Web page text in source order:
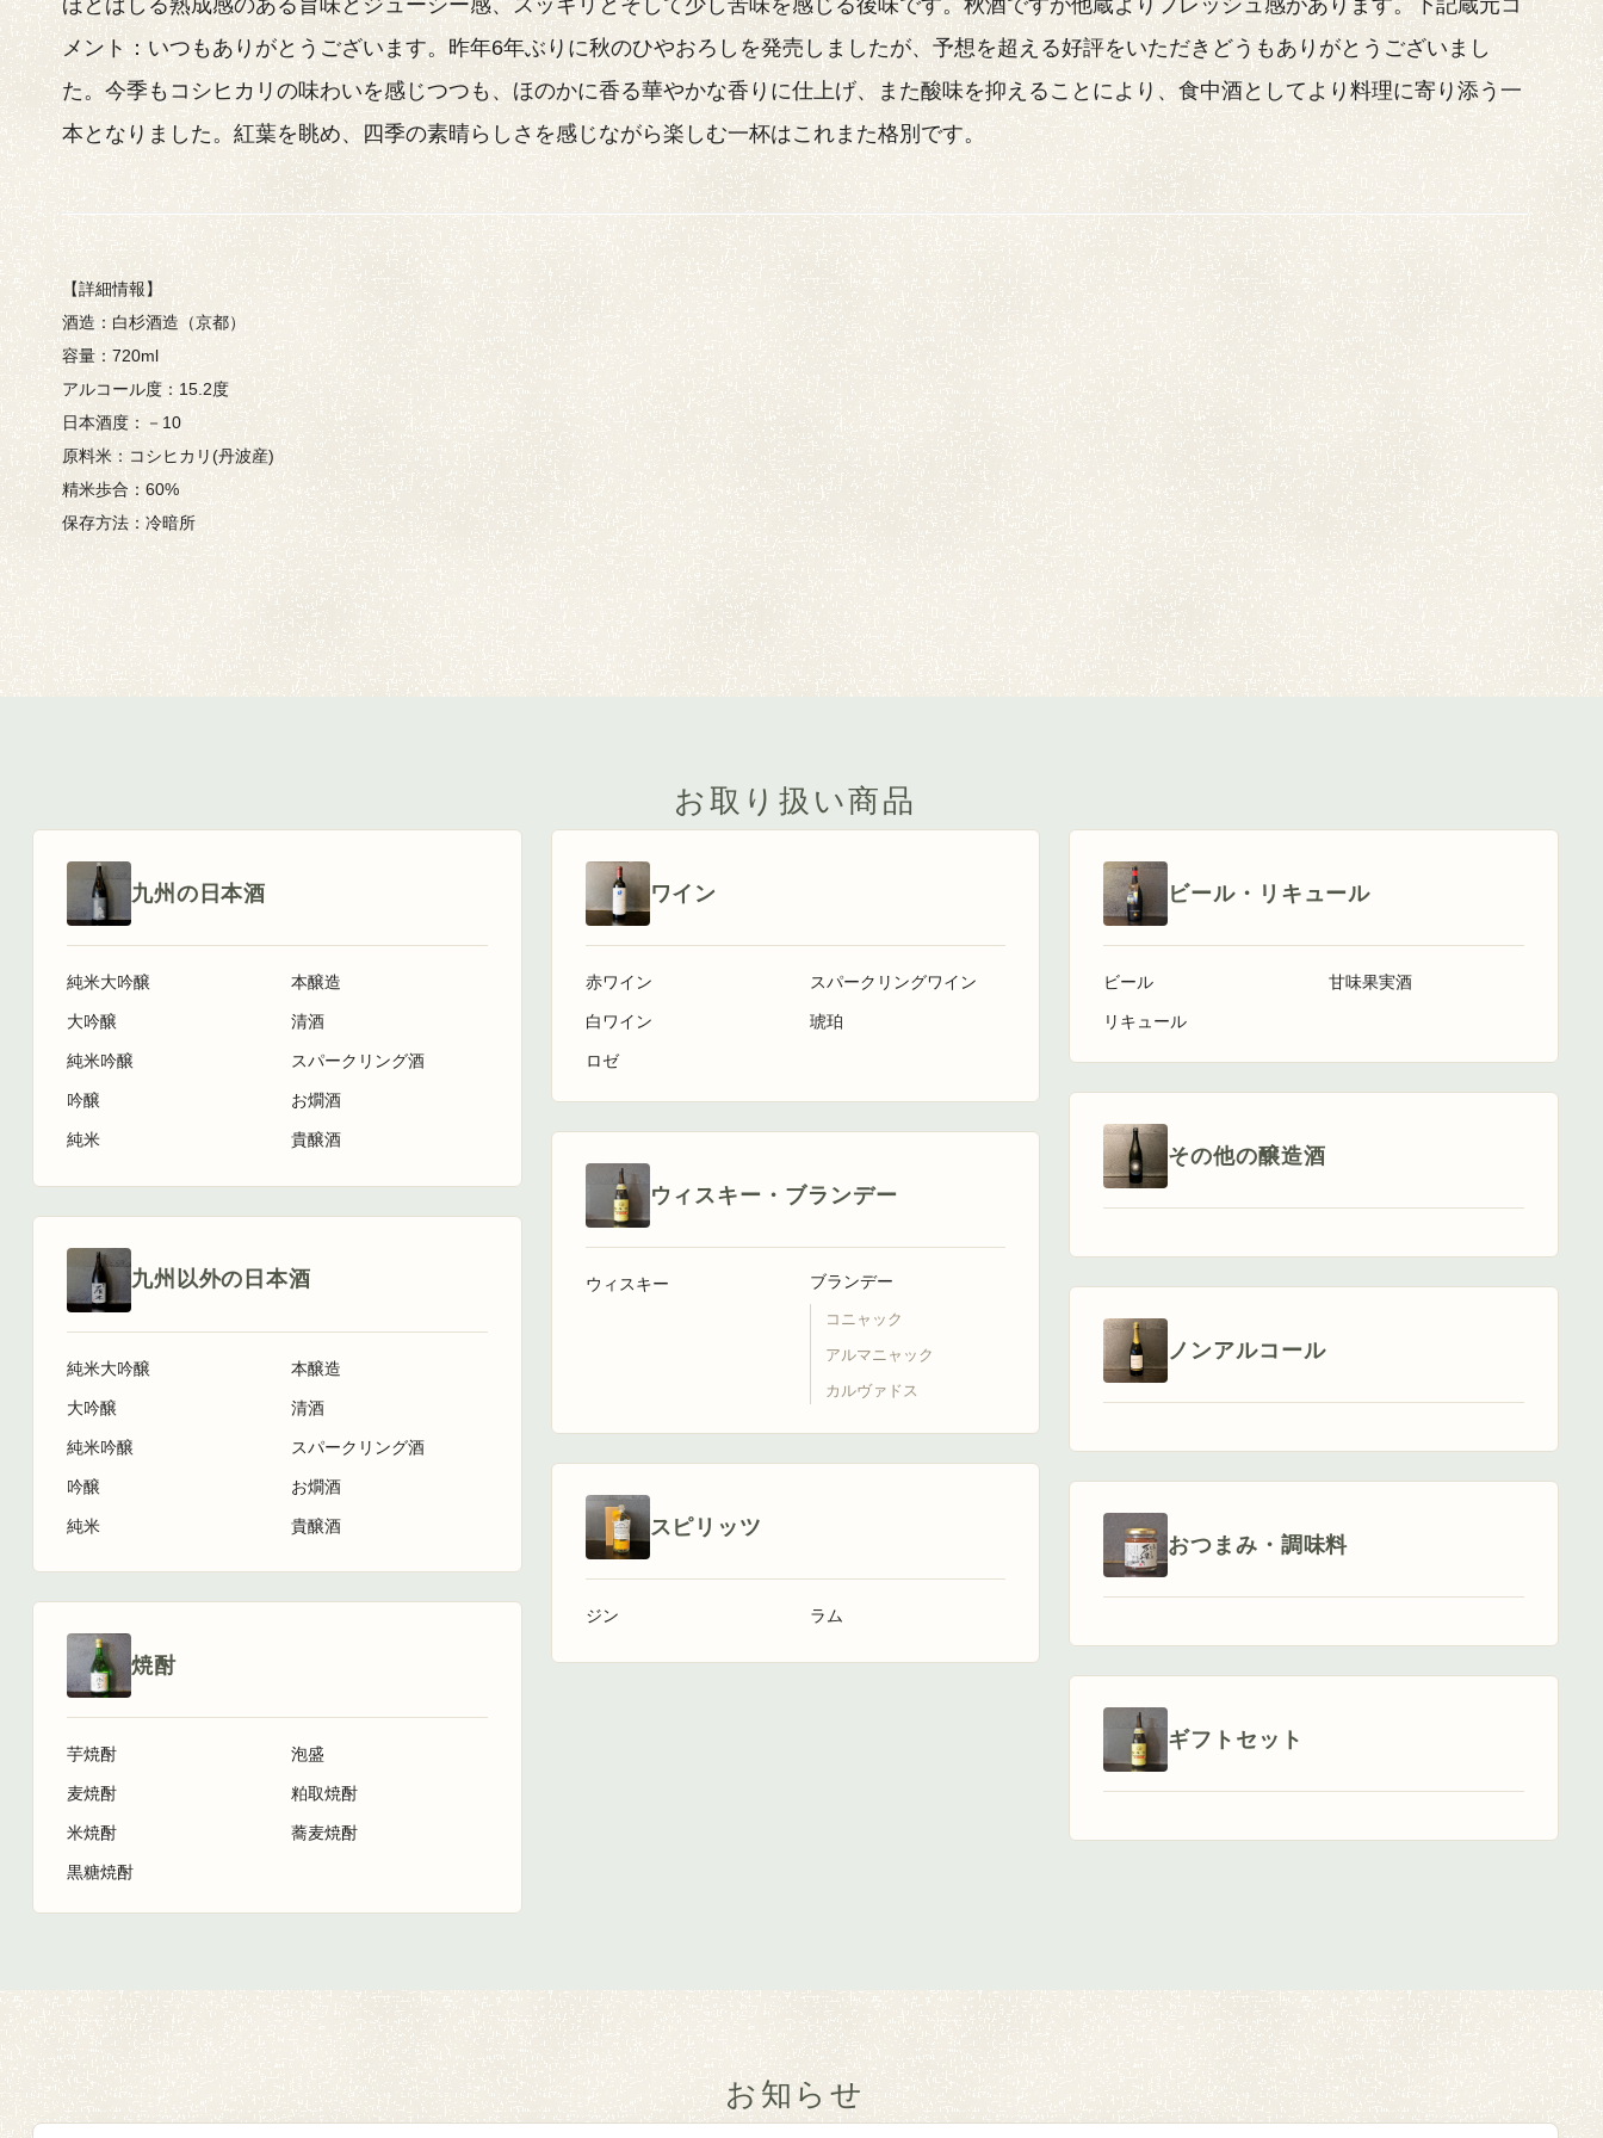
ほとばしる熟成感のある旨味とジューシー感、スッキリとそして少し苦味を感じる後味です。秋酒ですが他蔵よりフレッシュ感があります。下記蔵元コ
メント：いつもありがとうございます。昨年6年ぶりに秋のひやおろしを発売しましたが、予想を超える好評をいただきどうもありがとうございまし
た。今季もコシヒカリの味わいを感じつつも、ほのかに香る華やかな香りに仕上げ、また酸味を抑えることにより、食中酒としてより料理に寄り添う一
本となりました。紅葉を眺め、四季の素晴らしさを感じながら楽しむ一杯はこれまた格別です。
【詳細情報】
酒造：白杉酒造（京都）
容量：720ml
アルコール度：15.2度
日本酒度：－10
原料米：コシヒカリ(丹波産)
精米歩合：60%
保存方法：冷暗所
お取り扱い商品
九州の日本酒
純米大吟醸
大吟醸
純米吟醸
吟醸
純米
本醸造
清酒
スパークリング酒
お燗酒
貴醸酒
九州以外の日本酒
純米大吟醸
大吟醸
純米吟醸
吟醸
純米
本醸造
清酒
スパークリング酒
お燗酒
貴醸酒
焼酎
芋焼酎
麦焼酎
米焼酎
黒糖焼酎
泡盛
粕取焼酎
蕎麦焼酎
ワイン
赤ワイン
白ワイン
ロゼ
スパークリングワイン
琥珀
ウィスキー・ブランデー
ウィスキー ブランデー
コニャック
アルマニャック
カルヴァドス
スピリッツ
ジン ラム
ビール・リキュール
ビール
リキュール
甘味果実酒
その他の醸造酒
ノンアルコール
おつまみ・調味料
ギフトセット
お知らせ